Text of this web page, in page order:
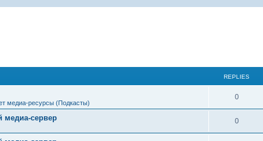
REPLIES
медиа-ресурсы (Подкасты)
0R
e
сервер 0R
e